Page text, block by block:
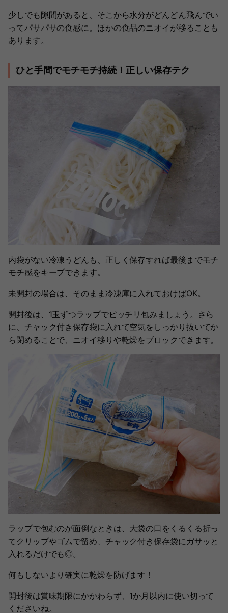
少しでも隙間があると、そこから水分がどんどん飛んでい
ってパサパサの食感に。ほかの食品のニオイが移ることも
あります。
ひと手間でモチモチ持続！正しい保存テク
内袋がない冷凍うどんも、正しく保存すれば最後までモチ
モチ感をキープできます。
未開封の場合は、そのまま冷凍庫に入れておけばOK。
開封後は、1玉ずつラップでピッチリ包みましょう。さら
に、チャック付き保存袋に入れて空気をしっかり抜いてか
ら閉めることで、ニオイ移りや乾燥をブロックできます。
ラップで包むのが面倒なときは、大袋の口をくるくる折っ
てクリップやゴムで留め、チャック付き保存袋にガサッと
入れるだけでも◎。
何もしないより確実に乾燥を防げます！
開封後は賞味期限にかかわらず、1か月以内に使い切って
くださいね。